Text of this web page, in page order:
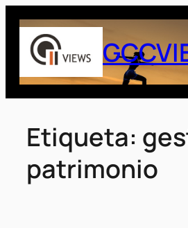
Saltar
contenido
Etiqueta:
patrimonio